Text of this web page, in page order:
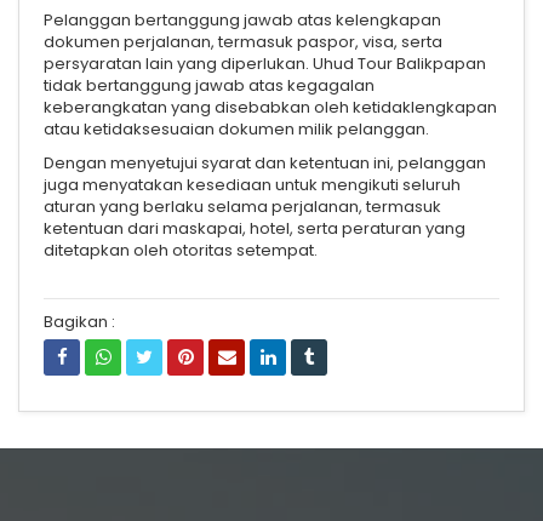
Pelanggan bertanggung jawab atas kelengkapan
dokumen perjalanan, termasuk paspor, visa, serta
persyaratan lain yang diperlukan. Uhud Tour Balikpapan
tidak bertanggung jawab atas kegagalan
keberangkatan yang disebabkan oleh ketidaklengkapan
atau ketidaksesuaian dokumen milik pelanggan.
Dengan menyetujui syarat dan ketentuan ini, pelanggan
juga menyatakan kesediaan untuk mengikuti seluruh
aturan yang berlaku selama perjalanan, termasuk
ketentuan dari maskapai, hotel, serta peraturan yang
ditetapkan oleh otoritas setempat.
Bagikan :